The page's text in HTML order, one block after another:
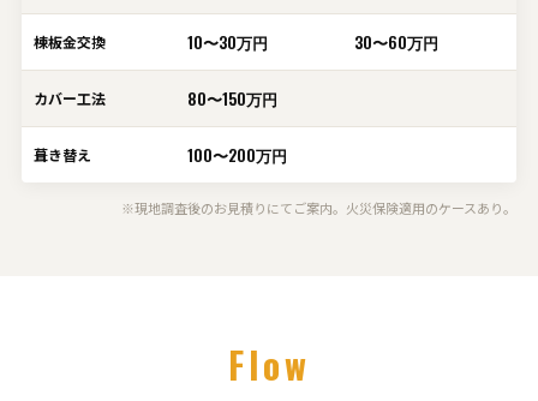
棟板金交換 10〜30万円 30〜60万円
カバー工法 80〜150万円
葺き替え 100〜200万円
※現地調査後のお見積りにてご案内。火災保険適用のケースあり。
Flow